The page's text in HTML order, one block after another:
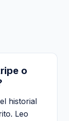
o
historial
Leo